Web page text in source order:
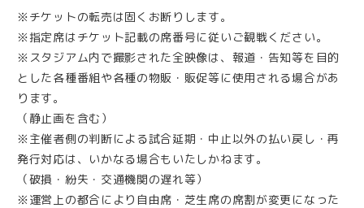
※チケットの転売は固くお断りします。
※指定席はチケット記載の席番号に従いご観戦ください。
※スタジアム内で撮影された全映像は、報道・告知等を目的
とした各種番組や各種の物販・販促等に使用される場合があ
ります。
（静止画を含む）
※主催者側の判断による試合延期・中止以外の払い戻し・再
発行対応は、いかなる場合もいたしかねます。
（破損・紛失・交通機関の遅れ等）
※運営上の都合により自由席・芝生席の席割が変更になった